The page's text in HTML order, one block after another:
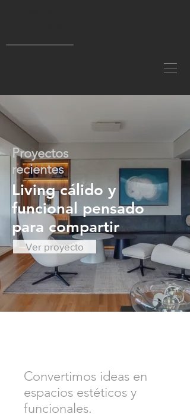
Proyectos
recientes
Living cálido y
funcional pensado
para compartir
Ver proyecto
Convertimos ideas en
espacios estéticos y
funcionales.